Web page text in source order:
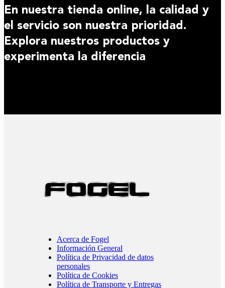
En nuestra tienda online, la calidad y
el servicio son nuestra prioridad.
Explora nuestros productos y
experimenta la diferencia
Acerca de Fogel
Información General
Política de Privacidad de datos
personales
Política de Cookies
Política de Transporte y Entregas